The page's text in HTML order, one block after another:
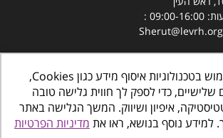
16:00
Sherut@levrh.org
באתר זה נעשה שימוש בטכנולוגיות איסוף מידע כגון Cookies,
שלישיים, כדי לספק לך חווית גלישה טובה
איפיון ושיווק. המשך הגלישה באתר
למידע נוסף בנושא, ראו את מדיניות הפרטיות